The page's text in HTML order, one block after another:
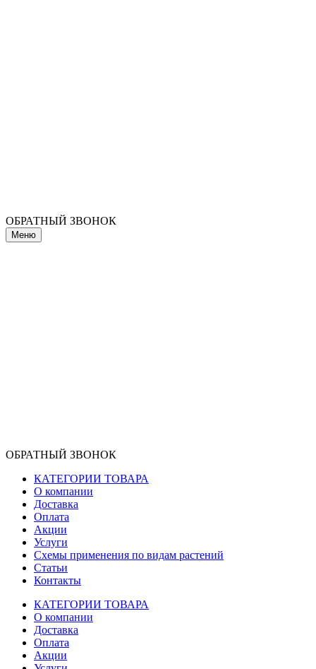
ОБРАТНЫЙ ЗВОНОК
Меню
ОБРАТНЫЙ ЗВОНОК
КАТЕГОРИИ ТОВАРА
О компании
Доставка
Оплата
Акции
Услуги
Схемы применения по видам растений
Статьи
Контакты
КАТЕГОРИИ ТОВАРА
О компании
Доставка
Оплата
Акции